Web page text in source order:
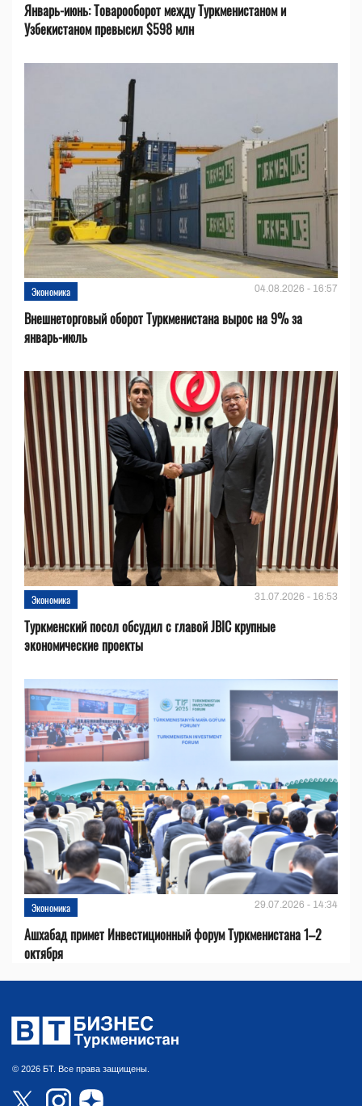
Январь-июнь: Товарооборот между Туркменистаном и
Узбекистаном превысил $598 млн
Экономика 04.08.2026 - 16:57
Внешнеторговый оборот Туркменистана вырос на 9% за
январь-июль
Экономика 31.07.2026 - 16:53
Туркменский посол обсудил с главой JBIC крупные
экономические проекты
Экономика 29.07.2026 - 14:34
Ашхабад примет Инвестиционный форум Туркменистана 1–2
октября
© 2026 БТ. Все права защищены.